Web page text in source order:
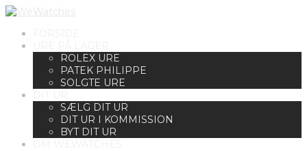
ROLEX URE
PATEK PHILIPPE
SOLGTE URE
SÆLG DIT UR
DIT UR I KOMMISSION
BYT DIT UR